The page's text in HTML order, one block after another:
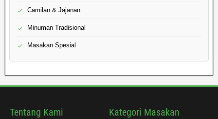
Camilan & Jajanan
Minuman Tradisional
Masakan Spesial
Tentang Kami Kategori Masakan